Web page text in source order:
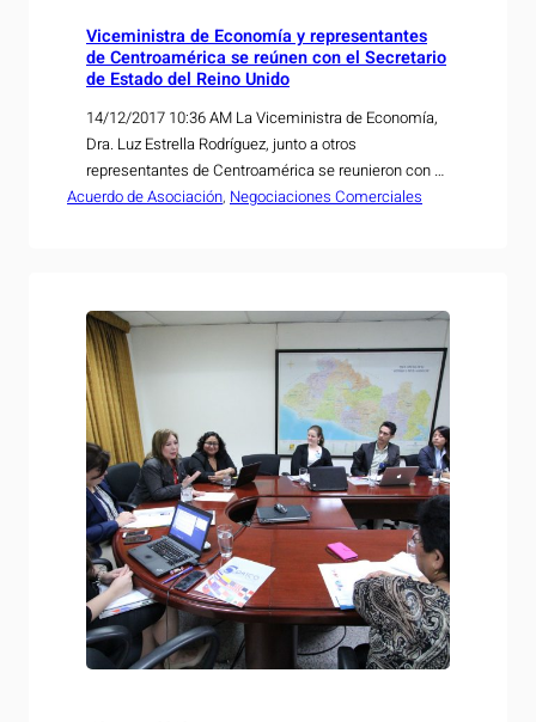
Viceministra de Economía y representantes
de Centroamérica se reúnen con el Secretario
de Estado del Reino Unido
14/12/2017 10:36 AM La Viceministra de Economía,
Dra. Luz Estrella Rodríguez, junto a otros
representantes de Centroamérica se reunieron con el
Secretario de Estado del Reino Unido, Liam Fox, para
Acuerdo de Asociación, Negociaciones Comerciales